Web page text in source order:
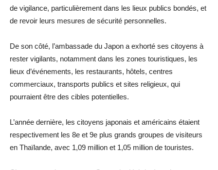
de vigilance, particulièrement dans les lieux publics bondés, et
de revoir leurs mesures de sécurité personnelles.
De son côté, l’ambassade du Japon a exhorté ses citoyens à
rester vigilants, notamment dans les zones touristiques, les
lieux d’événements, les restaurants, hôtels, centres
commerciaux, transports publics et sites religieux, qui
pourraient être des cibles potentielles.
L’année dernière, les citoyens japonais et américains étaient
respectivement les 8e et 9e plus grands groupes de visiteurs
en Thaïlande, avec 1,09 million et 1,05 million de touristes.